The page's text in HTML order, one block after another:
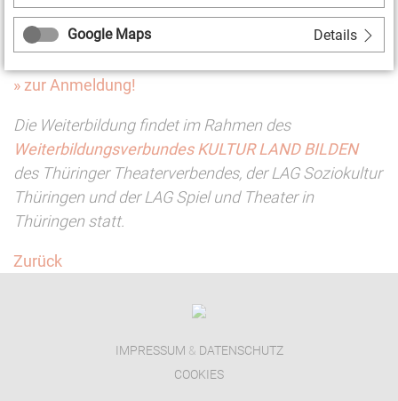
Kosten:10,00 Euro
Anmeldeschluss:7. Dezember 2018
» zur Anmeldung!
Die Weiterbildung findet im Rahmen des
Weiterbildungsverbundes KULTUR LAND BILDEN
des Thüringer Theaterverbendes, der LAG Soziokultur
Thüringen und der LAG Spiel und Theater in
Thüringen statt.
Zurück
IMPRESSUM & DATENSCHUTZ
COOKIES
Google Maps Details